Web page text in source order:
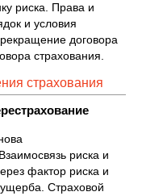
риска. Права и
и условия
договора
страхования.
страхования
риска и
фактор риска и
Страховой